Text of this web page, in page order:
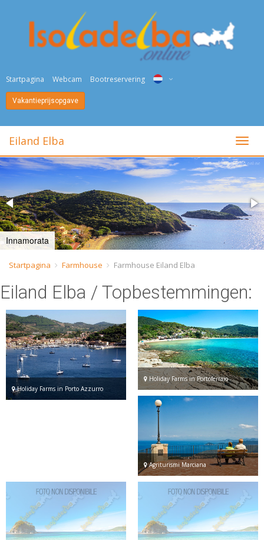
Startpagina Webcam Bootreservering
DEU
NED
FRA
PYC
Vakantieprijsopgave
Eiland Elba
Innamorata
Startpagina Farmhouse Farmhouse Eiland Elba
Eiland Elba / Topbestemmingen:
Holiday Farms in Porto Azzurro
Holiday Farms in Portoferraio
Agriturismi Marciana